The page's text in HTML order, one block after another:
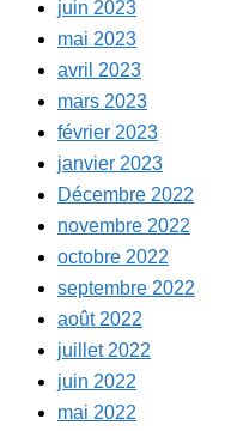
juin 2023
mai 2023
avril 2023
mars 2023
février 2023
janvier 2023
Décembre 2022
novembre 2022
octobre 2022
septembre 2022
août 2022
juillet 2022
juin 2022
mai 2022